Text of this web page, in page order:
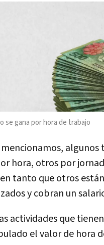
se gana por hora de trabajo
mencionamos, algunos
hora, otros por
tanto que otros están
y cobran un
actividades que
el valor de hora